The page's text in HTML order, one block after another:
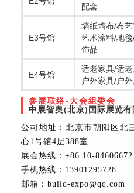
配套
E3号馆
墙纸墙布/布
艺术涂料/地
饰品
E4号馆
适老家具/适
户外家具/户
参展联络-大会组委会
中展智奥(北京)国际展览有
公司地址：北京市朝阳区北
心1号馆4层388室
展会热线 ：+86 10-84606672
手机热线：13901295728
邮箱：build-expo@qq.com